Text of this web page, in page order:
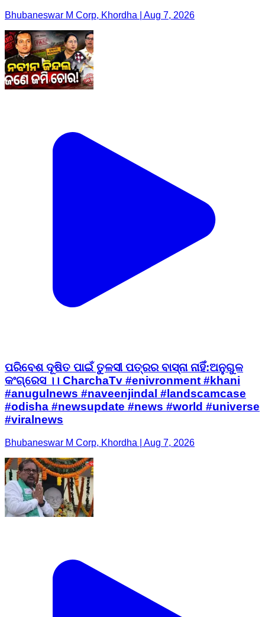
Bhubaneswar M Corp, Khordha | Aug 7, 2026
ପରିବେଶ ଦୂଷିତ ପାଇଁ ତୁଳସୀ ପତ୍ରର ବାସ୍ନା ନାହିଁ:ଅନୁଗୁଳ
କଂଗ୍ରେସ ।। CharchaTv #enivronment #khani
#anugulnews #naveenjindal #landscamcase
#odisha #newsupdate #news #world #universe
#viralnews
Bhubaneswar M Corp, Khordha | Aug 7, 2026